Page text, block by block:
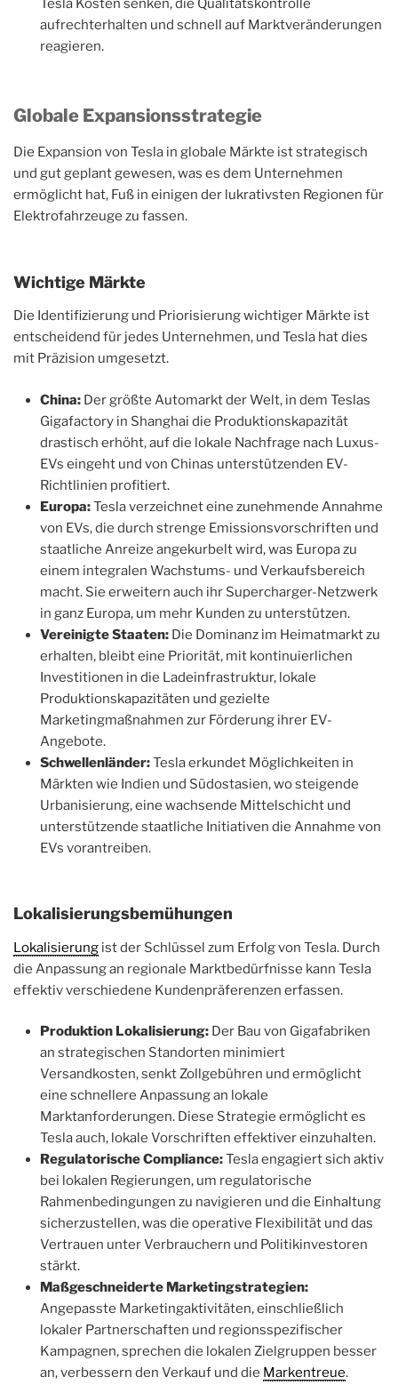
Tesla Kosten senken, die Qualitätskontrolle
aufrechterhalten und schnell auf Marktveränderungen
reagieren.
Globale Expansionsstrategie
Die Expansion von Tesla in globale Märkte ist strategisch
und gut geplant gewesen, was es dem Unternehmen
ermöglicht hat, Fuß in einigen der lukrativsten Regionen für
Elektrofahrzeuge zu fassen.
Wichtige Märkte
Die Identifizierung und Priorisierung wichtiger Märkte ist
entscheidend für jedes Unternehmen, und Tesla hat dies
mit Präzision umgesetzt.
China: Der größte Automarkt der Welt, in dem Teslas
Gigafactory in Shanghai die Produktionskapazität
drastisch erhöht, auf die lokale Nachfrage nach Luxus-
EVs eingeht und von Chinas unterstützenden EV-
Richtlinien profitiert.
Europa:Tesla verzeichnet eine zunehmende Annahme
von EVs, die durch strenge Emissionsvorschriften und
staatliche Anreize angekurbelt wird, was Europa zu
einem integralen Wachstums- und Verkaufsbereich
macht. Sie erweitern auch ihr Supercharger-Netzwerk
in ganz Europa, um mehr Kunden zu unterstützen.
Vereinigte Staaten: Die Dominanz im Heimatmarkt zu
erhalten, bleibt eine Priorität, mit kontinuierlichen
Investitionen in die Ladeinfrastruktur, lokale
Produktionskapazitäten und gezielte
Marketingmaßnahmen zur Förderung ihrer EV-
Angebote.
Schwellenländer:Tesla erkundet Möglichkeiten in
Märkten wie Indien und Südostasien, wo steigende
Urbanisierung, eine wachsende Mittelschicht und
unterstützende staatliche Initiativen die Annahme von
EVs vorantreiben.
Lokalisierungsbemühungen
Lokalisierung ist der Schlüssel zum Erfolg von Tesla. Durch
die Anpassung an regionale Marktbedürfnisse kann Tesla
effektiv verschiedene Kundenpräferenzen erfassen.
Produktion Lokalisierung: Der Bau von Gigafabriken
an strategischen Standorten minimiert
Versandkosten, senkt Zollgebühren und ermöglicht
eine schnellere Anpassung an lokale
Marktanforderungen. Diese Strategie ermöglicht es
Tesla auch, lokale Vorschriften effektiver einzuhalten.
Regulatorische Compliance:Tesla engagiert sich aktiv
bei lokalen Regierungen, um regulatorische
Rahmenbedingungen zu navigieren und die Einhaltung
sicherzustellen, was die operative Flexibilität und das
Vertrauen unter Verbrauchern und Politikinvestoren
stärkt.
Maßgeschneiderte Marketingstrategien:
Angepasste Marketingaktivitäten, einschließlich
lokaler Partnerschaften und regionsspezifischer
Kampagnen, sprechen die lokalen Zielgruppen besser
an, verbessern den Verkauf und die Markentreue.